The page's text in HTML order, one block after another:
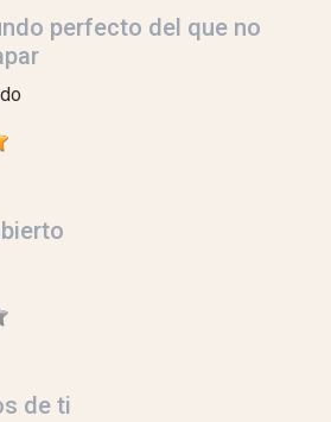
perfecto del que no
de ti